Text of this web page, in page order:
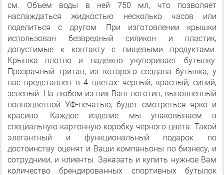
см. Объем воды в ней 750 мл, что позволяет
наслаждаться жидкостью несколько часов или
поделиться с другом. При изготовлении крышки
использован безвредный силикон и пластик,
допустимые к контакту с пищевыми продуктами.
Крышка плотно и надежно укупоривает бутылку.
Прозрачный тритан, из которого создана бутылка, у
нас представлен в 4 цветах: черный, красный, синий,
зеленый. На любом из них Ваш логотип, выполненный
полноцветной УФ-печатью, будет смотреться ярко и
красиво. Каждое изделие мы упаковываем в
специальную картонную коробку черного цвета. Такой
элегантный и функциональный подарок по
достоинству оценят и Ваши компаньоны по бизнесу, и
сотрудники, и клиенты. Заказать и купить нужное Вам
количество брендированных спортивных бутылок